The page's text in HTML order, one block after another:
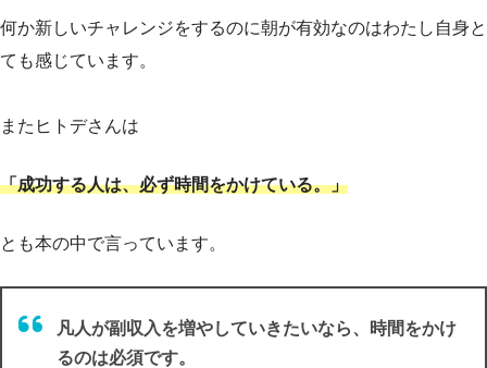
何か新しいチャレンジをするのに朝が有効なのはわたし自身と
ても感じています。
またヒトデさんは
「成功する人は、必ず時間をかけている。」
とも本の中で言っています。
凡人が副収入を増やしていきたいなら、時間をかけ
るのは必須です。